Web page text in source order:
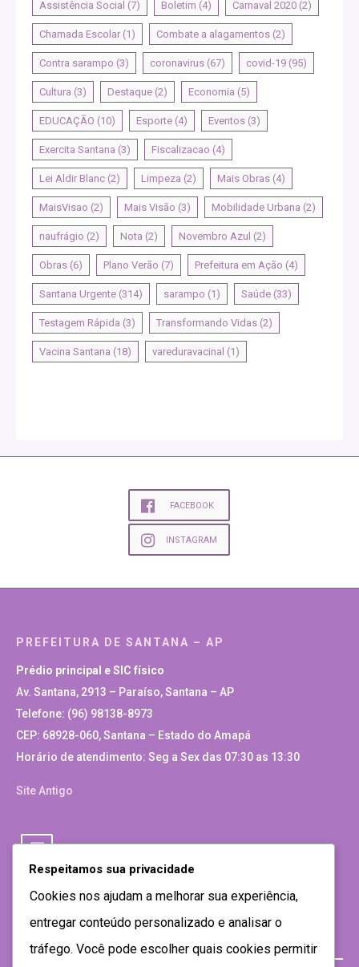
Assistência Social (7) Boletim (4) Carnaval 2020 (2)
Chamada Escolar (1) Combate a alagamentos (2)
Contra sarampo (3) coronavirus (67) covid-19 (95)
Cultura (3) Destaque (2) Economia (5)
EDUCAÇÃO (10) Esporte (4) Eventos (3)
Exercita Santana (3) Fiscalizacao (4)
Lei Aldir Blanc (2) Limpeza (2) Mais Obras (4)
MaisVisao (2) Mais Visão (3) Mobilidade Urbana (2)
naufrágio (2) Nota (2) Novembro Azul (2)
Obras (6) Plano Verão (7) Prefeitura em Ação (4)
Santana Urgente (314) sarampo (1) Saúde (33)
Testagem Rápida (3) Transformando Vidas (2)
Vacina Santana (18) vareduravacinal (1)
FACEBOOK
INSTAGRAM
PREFEITURA DE SANTANA – AP
Prédio principal e SIC físico
Av. Santana, 2913 – Paraíso, Santana – AP
Telefone: (96) 98138-8973
CEP: 68928-060, Santana – Estado do Amapá
Horário de atendimento: Seg a Sex das 07:30 as 13:30
Site Antigo
Respeitamos sua privacidade
Cookies nos ajudam a melhorar sua experiência,
entregar conteúdo personalizado e analisar o
tráfego. Você pode escolher quais cookies permitir